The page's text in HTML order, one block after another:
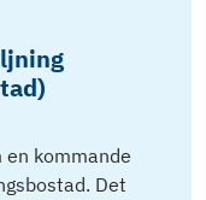
en kommande
Det